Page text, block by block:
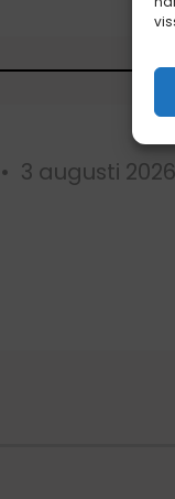
3 augusti 2026